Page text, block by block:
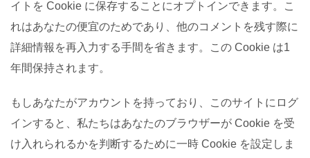
イトを Cookie に保存することにオプトインできます。こ
れはあなたの便宜のためであり、他のコメントを残す際に
詳細情報を再入力する手間を省きます。この Cookie は1
年間保持されます。
もしあなたがアカウントを持っており、このサイトにログ
インすると、私たちはあなたのブラウザーが Cookie を受
け入れられるかを判断するために一時 Cookie を設定しま